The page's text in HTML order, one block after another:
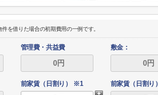
件を借りた場合の初期費用の一例です。
管理費・共益費 敷金：
前家賃（日割り） ※1 前家賃（日割り）